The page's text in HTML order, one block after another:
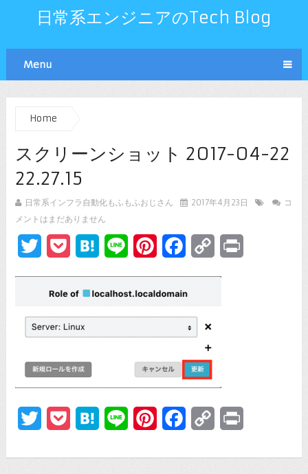
日常系エンジニアのTech Blog
Menu
Home
スクリーンショット 2017-04-22
22.27.15
日常系インフラ自動化もふもふおじさん 2017年4月23日
コ
メントはまだありません
TwitterPocketHatenaLine PinterestFacebook
Copy
TwitterPocketHatenaLine PinterestFacebook
Copy